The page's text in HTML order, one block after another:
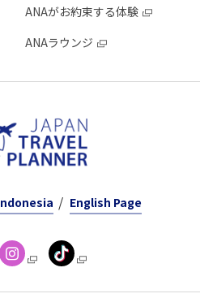
ANAがお約束する体験
ANAラウンジ
English Page